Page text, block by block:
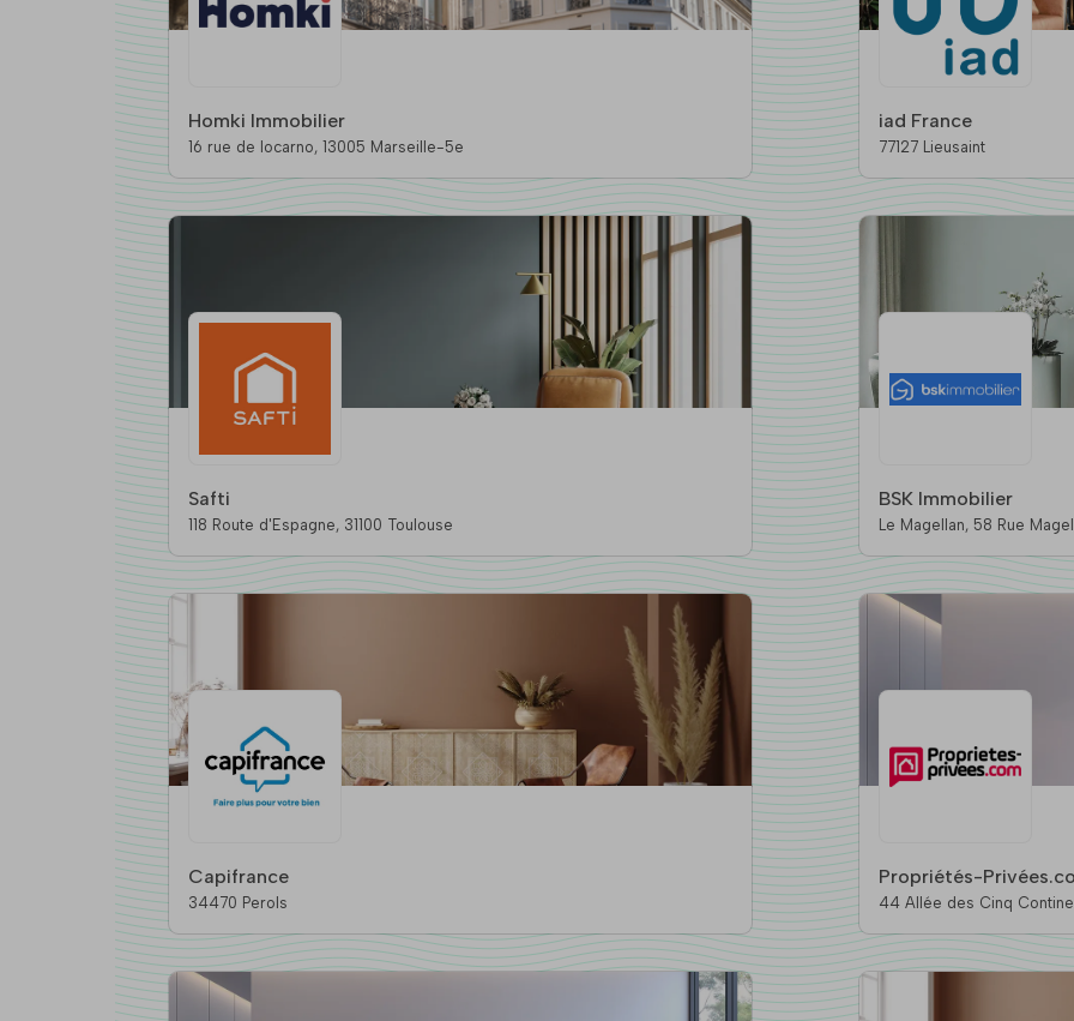
Homki Immobilier
16 rue de locarno, 13005 Marseille-5e
iad France
77127 Lieusaint
Safti
118 Route d'Espagne, 31100 Toulouse
BSK Immobilier
Capifrance
34470 Perols
Propriétés-
44 Allée des Cinq